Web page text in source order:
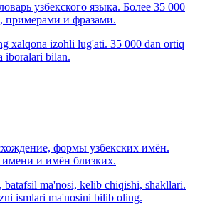
узбекского языка. Более 35 000
примерами и фразами.
xalqona izohli lug'ati. 35 000 dan ortiq
iboralari bilan.
формы узбекских имён.
имени и имён близких.
ma'nosi, kelib chiqishi, shakllari.
ismlari ma'nosini bilib oling.